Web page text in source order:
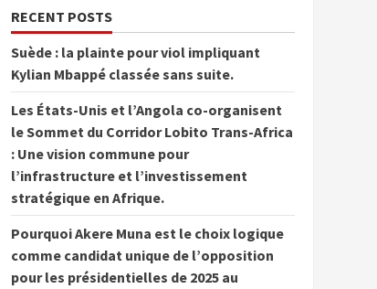
RECENT POSTS
Suède : la plainte pour viol impliquant
Kylian Mbappé classée sans suite.
Les États-Unis et l’Angola co-organisent
le Sommet du Corridor Lobito Trans-Africa
: Une vision commune pour
l’infrastructure et l’investissement
stratégique en Afrique.
Pourquoi Akere Muna est le choix logique
comme candidat unique de l’opposition
pour les présidentielles de 2025 au